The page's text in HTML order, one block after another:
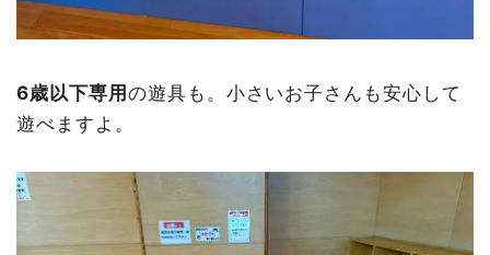
6歳以下専用 の遊具も。小さいお子さんも安心して
遊べますよ。